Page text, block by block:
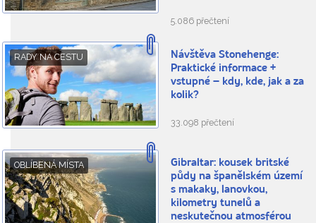
5.086 přečtení
RADY NA CESTU
Návštěva Stonehenge:
Praktické informace +
vstupné – kdy, kde, jak a za
kolik?
33.098 přečtení
OBLÍBENÁ MÍSTA
Gibraltar: kousek britské
půdy na španělském území
s makaky, lanovkou,
kilometry tunelů a
neskutečnou atmosférou